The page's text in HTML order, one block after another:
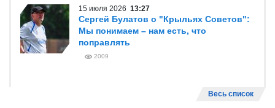
15 июля 2026 13:27
Сергей Булатов о "Крыльях Советов":
Мы понимаем – нам есть, что
поправлять
2009
Весь список